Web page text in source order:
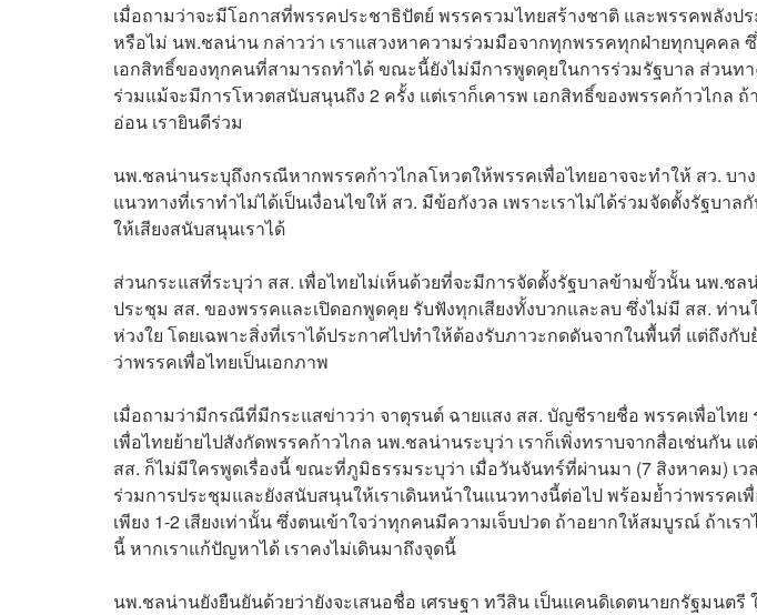
เมื่อถามว่าจะมีโอกาสที่พรรคประชาธิปัตย์ พรรครวมไทยสร้างชาติ และพรรคพลังป
หรือไม่ นพ.ชลน่าน กล่าวว่า เราแสวงหาความร่วมมือจากทุกพรรคทุกฝ่ายทุกบุคคล
เอกสิทธิ์ของทุกคนที่สามารถทำได้ ขณะนี้ยังไม่มีการพูดคุยในการร่วมรัฐบาล ส่วนท
ร่วมแม้จะมีการโหวตสนับสนุนถึง 2 ครั้ง แต่เราก็เคารพ เอกสิทธิ์ของพรรคก้าวไกล
อ่อน เรายินดีร่วม
นพ.ชลน่านระบุถึงกรณีหากพรรคก้าวไกลโหวตให้พรรคเพื่อไทยอาจจะทำให้ สว. บ
แนวทางที่เราทำไม่ได้เป็นเงื่อนไขให้ สว. มีข้อกังวล เพราะเราไม่ได้ร่วมจัดตั้งรัฐบาล
ให้เสียงสนับสนุนเราได้
ส่วนกระแสที่ระบุว่า สส. เพื่อไทยไม่เห็นด้วยที่จะมีการจัดตั้งรัฐบาลข้ามขั้วนั้น นพ.ช
ประชุม สส. ของพรรคและเปิดอกพูดคุย รับฟังทุกเสียงทั้งบวกและลบ ซึ่งไม่มี สส. ท่า
ห่วงใย โดยเฉพาะสิ่งที่เราได้ประกาศไปทำให้ต้องรับภาวะกดดันจากในพื้นที่ แต่ถึงกั
ว่าพรรคเพื่อไทยเป็นเอกภาพ
เมื่อถามว่ามีกรณีที่มีกระแสข่าวว่า จาตุรนต์ ฉายแสง สส. บัญชีรายชื่อ พรรคเพื่อไทย
เพื่อไทยย้ายไปสังกัดพรรคก้าวไกล นพ.ชลน่านระบุว่า เราก็เพิ่งทราบจากสื่อเช่นกัน
สส. ก็ไม่มีใครพูดเรื่องนี้ ขณะที่ภูมิธรรมระบุว่า เมื่อวันจันทร์ที่ผ่านมา (7 สิงหาคม) เว
ร่วมการประชุมและยังสนับสนุนให้เราเดินหน้าในแนวทางนี้ต่อไป พร้อมย้ำว่าพรรค
เพียง 1-2 เสียงเท่านั้น ซึ่งตนเข้าใจว่าทุกคนมีความเจ็บปวด ถ้าอยากให้สมบูรณ์ ถ้าเร
นี้ หากเราแก้ปัญหาได้ เราคงไม่เดินมาถึงจุดนี้
นพ.ชลน่านยังยืนยันด้วยว่ายังจะเสนอชื่อ เศรษฐา ทวีสิน เป็นแคนดิเดตนายกรัฐมนตรี